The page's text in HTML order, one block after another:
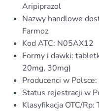
Aripiprazol
Nazwy handlowe
Farmoz
Kod ATC: N05AX12
Formy i dawki:
20mg, 30mg)
Producenci w
Status rejestracji w
Klasyfikacja OTC/Rp: